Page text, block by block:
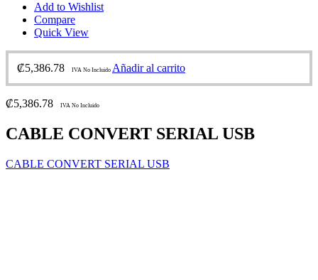
Add to Wishlist
Compare
Quick View
₡5,386.78 IVA No Incluido Añadir al carrito
₡5,386.78 IVA No Incluido
CABLE CONVERT SERIAL USB
CABLE CONVERT SERIAL USB